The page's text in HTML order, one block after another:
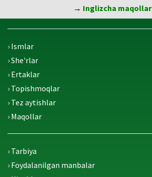
→ Inglizcha maqollar
› Ismlar
› She'rlar
› Ertaklar
› Topishmoqlar
› Tez aytishlar
› Maqollar
› Tarbiya
› Foydalanilgan manbalar